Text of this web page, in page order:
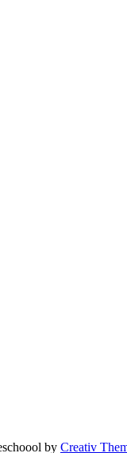
by Creativ